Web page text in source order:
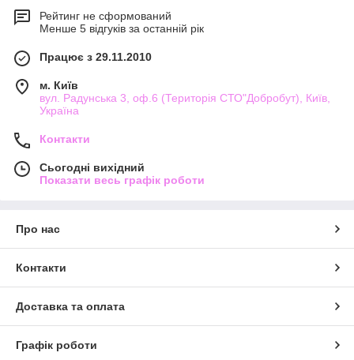
Рейтинг не сформований
Менше 5 відгуків за останній рік
Працює з 29.11.2010
м. Київ
вул. Радунська 3, оф.6 (Територія СТО"Добробут), Київ,
Україна
Контакти
Сьогодні вихідний
Показати весь графік роботи
Про нас
Контакти
Доставка та оплата
Графік роботи